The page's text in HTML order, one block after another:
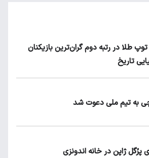
توپ طلا در رتبه دوم گران‌ترین بازیکنان
تاریخ
به تیم ملی دعوت شد
پرُگل ژاپن در خانه اندونزی